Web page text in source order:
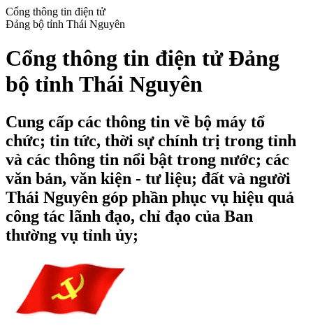
Cổng thông tin điện tử
Đảng bộ tỉnh Thái Nguyên
Cổng thông tin điện tử Đảng
bộ tỉnh Thái Nguyên
Cung cấp các thông tin về bộ máy tổ
chức; tin tức, thời sự chính trị trong tỉnh
và các thông tin nổi bật trong nước; các
văn bản, văn kiện - tư liệu; đất và người
Thái Nguyên góp phần phục vụ hiệu quả
công tác lãnh đạo, chỉ đạo của Ban
thường vụ tỉnh ủy;